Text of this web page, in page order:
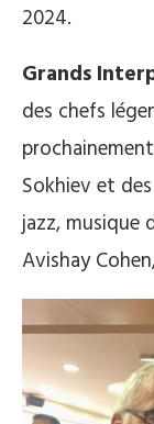
2024.
Grands
des chefs
Sokhiev et
jazz, musique
Avishay